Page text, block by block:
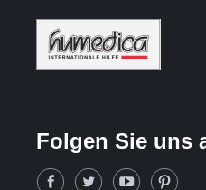
Folgen Sie uns